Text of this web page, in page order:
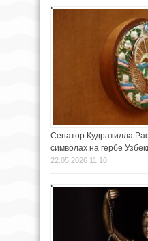
Сенатор Кудратилла
символах на гербе
22.05.2026 11:10